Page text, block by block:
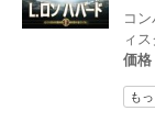
コ
ィス
価格
も